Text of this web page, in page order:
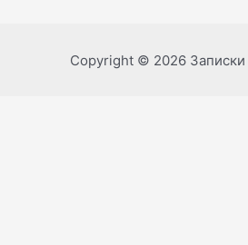
Copyright © 2026 Записки